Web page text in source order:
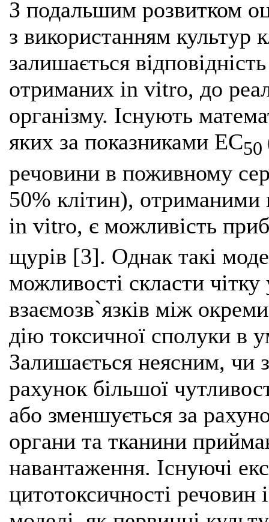
З подальшим розвитком
з використанням
залишається
отриманих in vitro, до
організму. Існують
яких за показниками EС50
речовини в поживному
50% клітин), отриманими
in vitro, є можливість
щурів [3]. Однак такі
можливості скласти
взаємозв`язків між
дію токсичної сполуки в
Залишається неясним, чи
рахунок більшої
або зменшується за
органи та тканини
навантаження. Існуючі
цитотоксичності